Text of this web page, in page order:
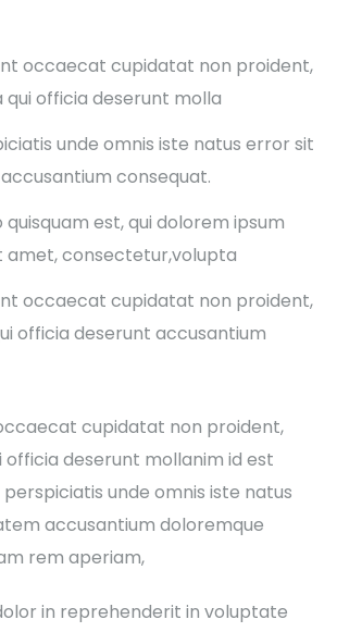
occaecat cupidatat non proident,
qui officia deserunt molla
unde omnis iste natus error sit
consequat.
quisquam est, qui dolorem ipsum
amet, consectetur,volupta
occaecat cupidatat non proident,
officia deserunt accusantium
cupidatat non proident,
officia deserunt mollanim id est
unde omnis iste natus
accusantium doloremque
rem aperiam,
in reprehenderit in voluptate